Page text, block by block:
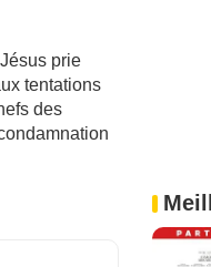
prie
tentations
des